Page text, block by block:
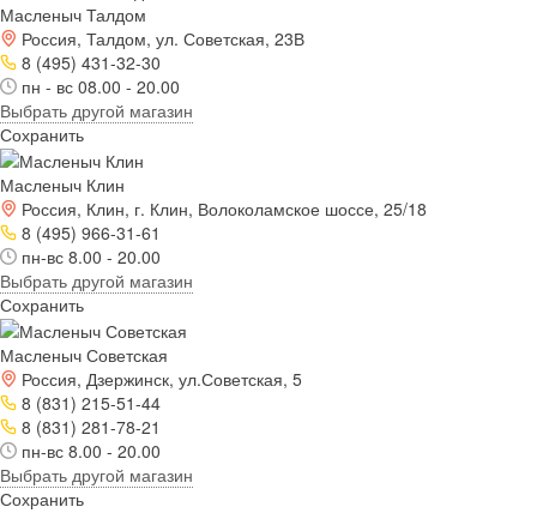
Масленыч Талдом
Россия, Талдом, ул. Советская, 23В
8 (495) 431-32-30
пн - вс 08.00 - 20.00
Выбрать другой магазин
Сохранить
Масленыч Клин
Россия, Клин, г. Клин, Волоколамское шоссе, 25/18
8 (495) 966-31-61
пн-вс 8.00 - 20.00
Выбрать другой магазин
Сохранить
Масленыч Советская
Россия, Дзержинск, ул.Советская, 5
8 (831) 215-51-44
8 (831) 281-78-21
пн-вс 8.00 - 20.00
Выбрать другой магазин
Сохранить